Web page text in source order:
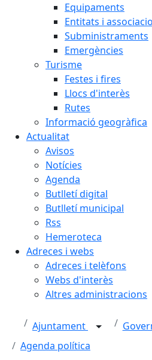
Equipaments
Entitats i
Subministraments
Emergències
Turisme
Festes i fires
Llocs d'interès
Rutes
Informació geogràfica
Actualitat
Avisos
Notícies
Agenda
Butlletí digital
Butlletí municipal
Rss
Hemeroteca
Adreces i webs
Adreces i telèfons
Webs d'interès
Altres administracions
Ajuntament
Agenda política